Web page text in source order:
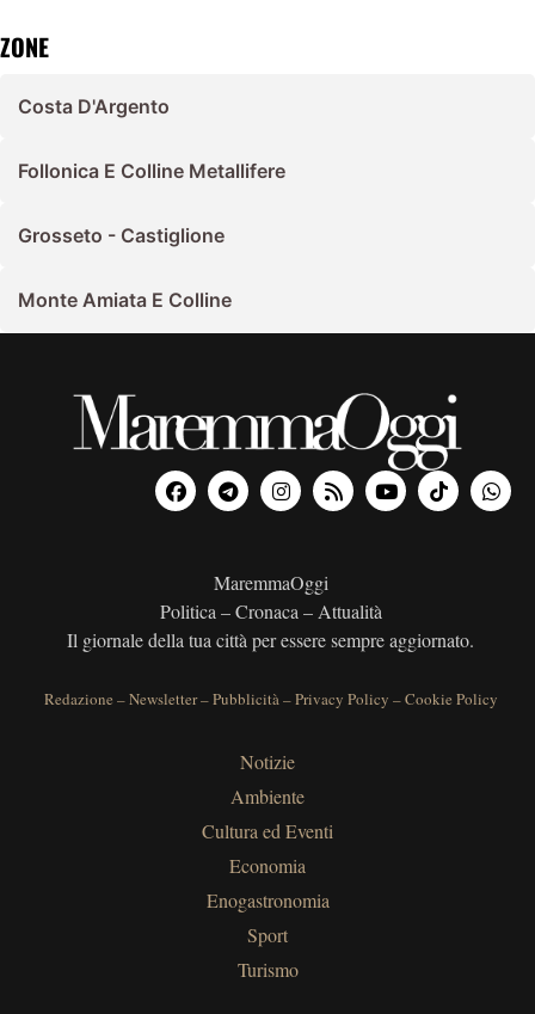
ZONE
Costa D'Argento
Follonica E Colline Metallifere
Grosseto - Castiglione
Monte Amiata E Colline
MaremmaOggi
Politica – Cronaca – Attualità
Il giornale della tua città per essere sempre aggiornato.
Redazione –Newsletter–Pubblicità–Privacy Policy –Cookie Policy
Notizie
Ambiente
Cultura ed Eventi
Economia
Enogastronomia
Sport
Turismo